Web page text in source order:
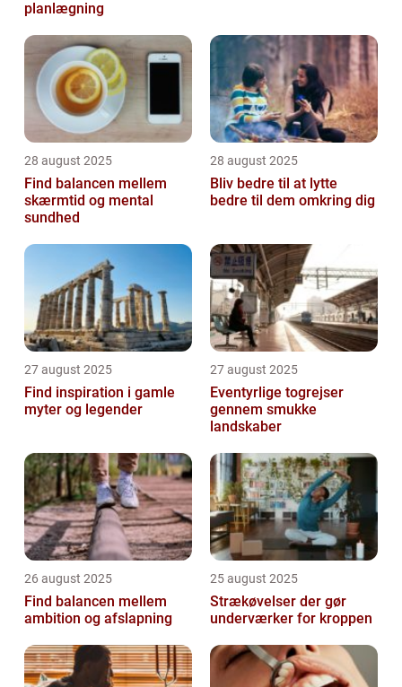
planlægning
28 august 2025
Find balancen mellem
skærmtid og mental
sundhed
28 august 2025
Bliv bedre til at lytte
bedre til dem omkring dig
27 august 2025
Find inspiration i gamle
myter og legender
27 august 2025
Eventyrlige togrejser
gennem smukke
landskaber
26 august 2025
Find balancen mellem
ambition og afslapning
25 august 2025
Strækøvelser der gør
underværker for kroppen